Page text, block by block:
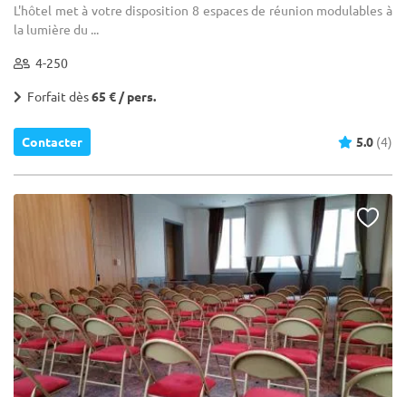
L'hôtel met à votre disposition 8 espaces de réunion modulables à
la lumière du ...
4-250
Forfait dès65 € / pers.
Contacter 5.0 (4)